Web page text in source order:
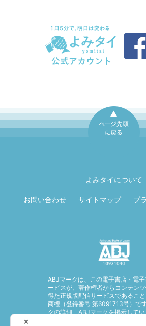
よみタイについて
お問い合わせ サイトマップ プ
ABJマークは、この電子書店・電
ービスが、著作権者からコンテン
得た正規版配信サービスであるこ
商標（登録番号 第6091713号）で
クの詳細、ABJマークを掲示してい